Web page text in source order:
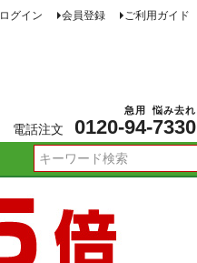
ログイン 会員登録 ご利用ガイド
電話注文 0120-94
急用
-7330
悩み去れ